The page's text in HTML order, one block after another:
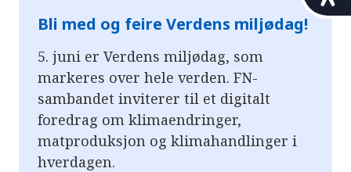
l
Bli med og feire Verdens miljødag!
5. juni er Verdens miljødag, som
markeres over hele verden. FN-
sambandet inviterer til et digitalt
foredrag om klimaendringer,
matproduksjon og klimahandlinger i
hverdagen.